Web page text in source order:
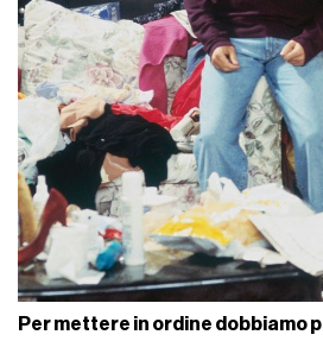
Per mettere in ordine dobbiamo